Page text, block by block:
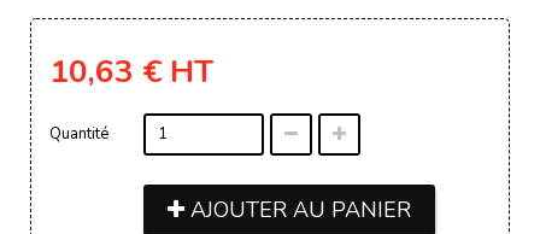
10,63 € HT
Quantité
AJOUTER AU PANIER